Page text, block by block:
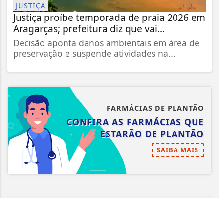
JUSTIÇA
Justiça proíbe temporada de praia 2026 em
Aragarças; prefeitura diz que vai...
Decisão aponta danos ambientais em área de
preservação e suspende atividades na...
FARMÁCIAS DE PLANTÃO
CONFIRA AS FARMÁCIAS QUE
ESTARÃO DE PLANTÃO
SAIBA MAIS